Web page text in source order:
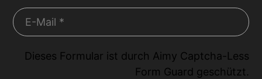
Dieses Formular ist durch Aimy Captcha-Less
Form Guard geschützt.